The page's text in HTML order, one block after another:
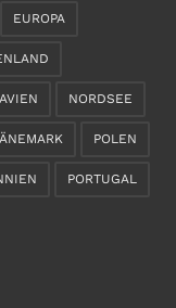
EUROPA
NORDSEE
POLEN
PORTUGAL